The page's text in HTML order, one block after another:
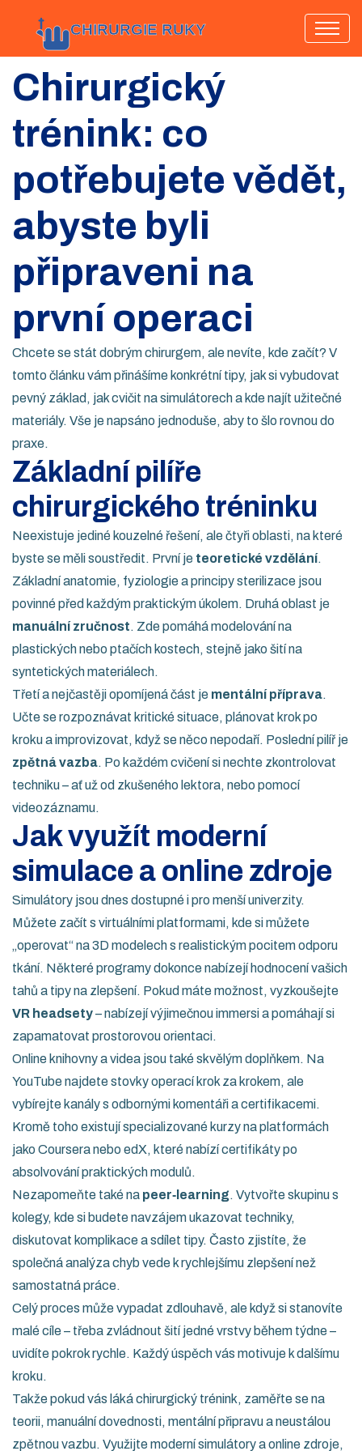
Chirurgický
trénink: co
potřebujete vědět,
abyste byli
připraveni na
první operaci
Chcete se stát dobrým chirurgem, ale nevíte, kde začít? V
tomto článku vám přinášíme konkrétní tipy, jak si vybudovat
pevný základ, jak cvičit na simulátorech a kde najít užitečné
materiály. Vše je napsáno jednoduše, aby to šlo rovnou do
praxe.
Základní pilíře
chirurgického tréninku
Neexistuje jediné kouzelné řešení, ale čtyři oblasti, na které
byste se měli soustředit. První je teoretické vzdělání.
Základní anatomie, fyziologie a principy sterilizace jsou
povinné před každým praktickým úkolem. Druhá oblast je
manuální zručnost. Zde pomáhá modelování na
plastických nebo ptačích kostech, stejně jako šití na
syntetických materiálech.
Třetí a nejčastěji opomíjená část je mentální příprava.
Učte se rozpoznávat kritické situace, plánovat krok po
kroku a improvizovat, když se něco nepodaří. Poslední pilíř je
zpětná vazba. Po každém cvičení si nechte zkontrolovat
techniku – ať už od zkušeného lektora, nebo pomocí
videozáznamu.
Jak využít moderní
simulace a online zdroje
Simulátory jsou dnes dostupné i pro menší univerzity.
Můžete začít s virtuálními platformami, kde si můžete
„operovat“ na 3D modelech s realistickým pocitem odporu
tkání. Některé programy dokonce nabízejí hodnocení vašich
tahů a tipy na zlepšení. Pokud máte možnost, vyzkoušejte
VR headsety– nabízejí výjimečnou immersi a pomáhají si
zapamatovat prostorovou orientaci.
Online knihovny a videa jsou také skvělým doplňkem. Na
YouTube najdete stovky operací krok za krokem, ale
vybírejte kanály s odbornými komentáři a certifikacemi.
Kromě toho existují specializované kurzy na platformách
jako Coursera nebo edX, které nabízí certifikáty po
absolvování praktických modulů.
Nezapomeňte také na peer‑learning. Vytvořte skupinu s
kolegy, kde si budete navzájem ukazovat techniky,
diskutovat komplikace a sdílet tipy. Často zjistíte, že
společná analýza chyb vede k rychlejšímu zlepšení než
samostatná práce.
Celý proces může vypadat zdlouhavě, ale když si stanovíte
malé cíle – třeba zvládnout šití jedné vrstvy během týdne –
uvidíte pokrok rychle. Každý úspěch vás motivuje k dalšímu
kroku.
Takže pokud vás láká chirurgický trénink, zaměřte se na
teorii, manuální dovednosti, mentální připravu a neustálou
zpětnou vazbu. Využijte moderní simulátory a online zdroje,